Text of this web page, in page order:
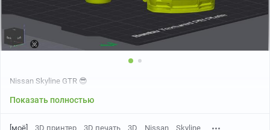
Nissan Skyline GTR 😎
Показать полностью
[моё] 3D принтер 3D печать 3D Nissan Skyline